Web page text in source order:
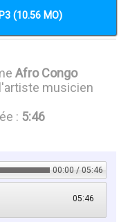
(10.56 MO)
Afro Congo
musicien
: 5:46
00:00 / 05:46
05:46